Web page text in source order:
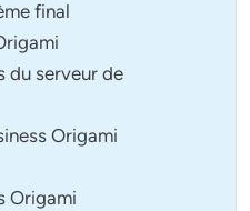
final
du serveur de
Origami
Origami